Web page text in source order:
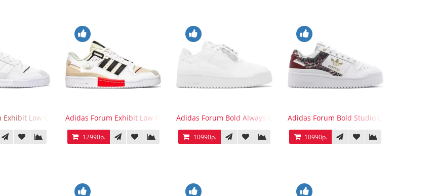
Exhibit Low Off White BlackAdidas Forum Exhibit Low White Vivid Red
12990р.
Adidas Forum Bold Always Original
10990р.
Adidas Forum Bold Studio London
10990р.